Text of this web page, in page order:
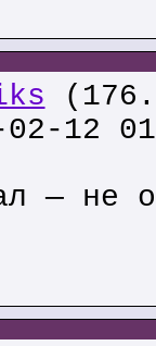
12
— не